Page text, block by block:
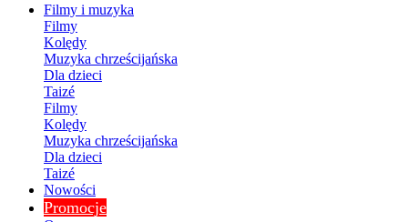
Filmy i muzyka
Filmy
Kolędy
Muzyka chrześcijańska
Dla dzieci
Taizé
Filmy
Kolędy
Muzyka chrześcijańska
Dla dzieci
Taizé
Nowości
Promocje